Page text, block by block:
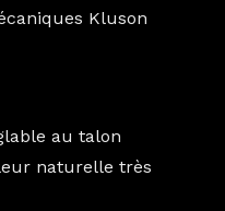
Kluson
au talon
naturelle très